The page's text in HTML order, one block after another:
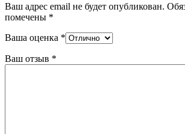
Ваш адрес email не будет опубликован.
помечены *
Ваша оценка *
Ваш отзыв *